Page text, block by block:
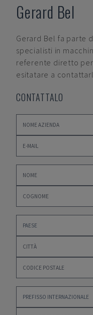
Gerard Bel
Gerard Bel fa parte
specialisti in
referente diretto
esitatare a
CONTATTALO